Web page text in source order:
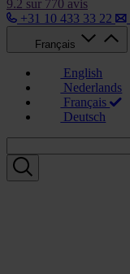
9.2 sur 770 avis
+31 10 433 33 22
Français
English
Nederlands
Français
Deutsch